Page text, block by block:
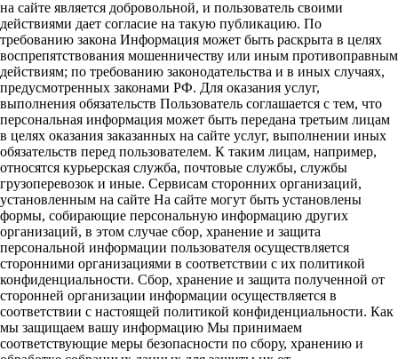
на сайте является добровольной, и пользователь своими
действиями дает согласие на такую публикацию. По
требованию закона Информация может быть раскрыта в целях
воспрепятствования мошенничеству или иным противоправным
действиям; по требованию законодательства и в иных случаях,
предусмотренных законами РФ. Для оказания услуг,
выполнения обязательств Пользователь соглашается с тем, что
персональная информация может быть передана третьим лицам
в целях оказания заказанных на сайте услуг, выполнении иных
обязательств перед пользователем. К таким лицам, например,
относятся курьерская служба, почтовые службы, службы
грузоперевозок и иные. Сервисам сторонних организаций,
установленным на сайте На сайте могут быть установлены
формы, собирающие персональную информацию других
организаций, в этом случае сбор, хранение и защита
персональной информации пользователя осуществляется
сторонними организациями в соответствии с их политикой
конфиденциальности. Сбор, хранение и защита полученной от
сторонней организации информации осуществляется в
соответствии с настоящей политикой конфиденциальности. Как
мы защищаем вашу информацию Мы принимаем
соответствующие меры безопасности по сбору, хранению и